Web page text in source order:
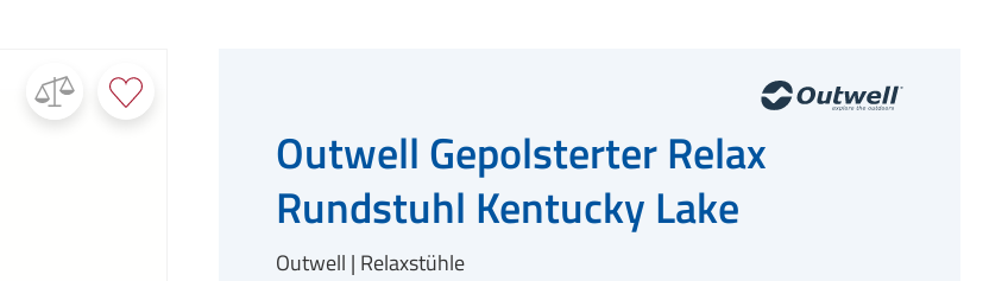
Outwell Gepolsterter Relax
Rundstuhl Kentucky Lake
Outwell Relaxstühle